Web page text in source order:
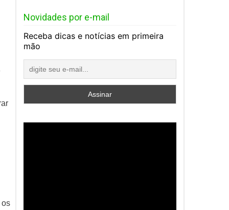
os
Novidades por e-mail
Receba dicas e notícias em primeira
mão